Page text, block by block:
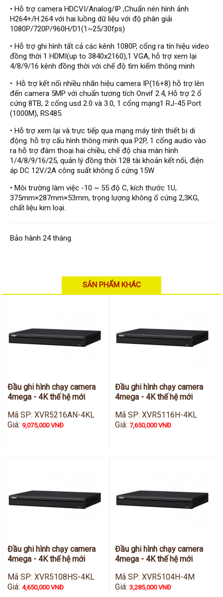
Đầu ghi HIKVISION
Đầu ghi Visionhitech
Đầu ghi Dahua
Đầu ghi KBVISION
Thiết bị chống trộm Paradox
Thiết bị Enforcer
Khóa điện tử VIRO
Khóa điện tử KBVISION
Access control Syris
Giải pháp
LẮP ĐẶT CAMERA TRỌN GÓI
GIẢI PHÁP CAMERA AN NINH
BÁO ĐỘNG CHỐNG TRỘM
GIẢI PHÁP NHỎ TRỌN GÓI
Hỗ trợ kỹ thuật
• Hỗ trợ camera HDCVI/Analog/IP ,Chuẩn nén hình ảnh
H264+/H.264 với hai luồng dữ liệu với độ phân giải
1080P/720P/960H/D1(1~25/30fps)
• Hỗ trợ ghi hình tất cả các kênh 1080P, cổng ra tín hiệu video
đồng thời 1 HDMI(up to 3840x2160),1 VGA, hỗ trợ xem lại
4/8/9/16 kênh đồng thời với chế độ tìm kiếm thông minh
• Hỗ trợ kết nối nhiều nhãn hiệu camera IP(16+8) hỗ trợ lên
đến camera 5MP với chuẩn tương tích Onvif 2.4, Hỗ trợ 2 ổ
cứng 8TB, 2 cổng usd 2.0 và 3.0, 1 cổng mạng1 RJ-45 Port
(1000M), RS485.
• Hỗ trợ xem lại và trực tiếp qua mạng máy tính thiết bị di
động. hỗ trợ cấu hình thông minh qua P2P, 1 cổng audio vào
ra hỗ trợ đàm thoại hai chiều, chế độ chia màn hình
1/4/8/9/16/25, quản lý đồng thời 128 tài khoản kết nối, điện
áp DC 12V/2A công suất không ổ cứng 15W
• Môi trường làm việc -10 ~ 55 độ C, kích thước 1U,
375mm×287mm×53mm, trọng lượng không ổ cứng 2,3KG,
chất liệu kim loại.
Bảo hành 24 tháng.
SẢN PHẨM KHÁC
Đầu ghi hình chạy camera
4mega - 4K thế hệ mới
Mã SP: XVR5216AN-4KL
Giá:9,075,000 VNĐ
Đầu ghi hình chạy camera
4mega - 4K thế hệ mới
Mã SP: XVR5116H-4KL
Giá: 7,650,000 VNĐ
Đầu ghi hình chạy camera
4mega - 4K thế hệ mới
Mã SP: XVR5108HS-4KL
Giá:4,650,000 VNĐ
Đầu ghi hình chạy camera
4mega - 4K thế hệ mới
Mã SP: XVR5104H-4M
Giá: 3,285,000 VNĐ